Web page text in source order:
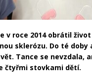
v roce 2014 obrátil
sklerózu. Do té doby
Tance se nevzdala,
čtyřmi stovkami dětí.